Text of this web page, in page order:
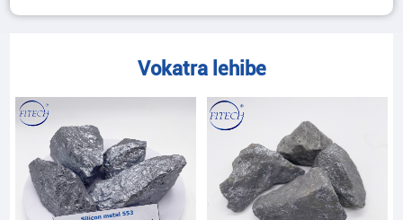
Vokatra lehibe